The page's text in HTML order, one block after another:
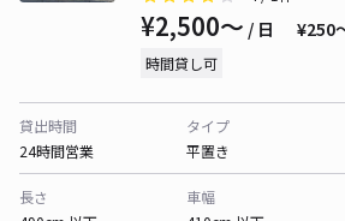
¥2,500〜 / 日 ¥250
時間貸し可
貸出時間
24時間営業
タイプ
平置き
長さ
車幅